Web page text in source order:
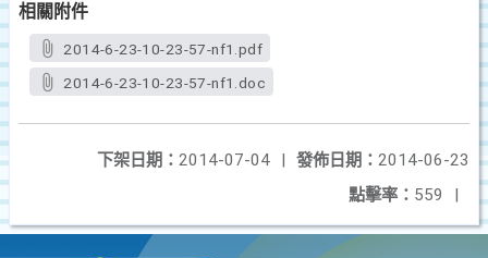
相關附件
2014-6-23-10-23-57-nf1.pdf
2014-6-23-10-23-57-nf1.doc
發佈日期： 2014-06-23
下架日期： 2014-07-04
|
點擊率： 559 |